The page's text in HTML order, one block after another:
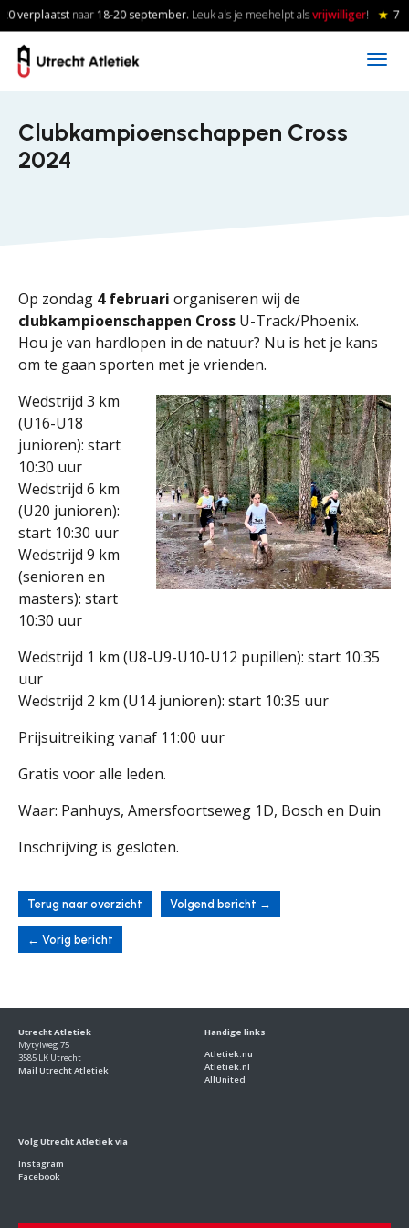
Skip to main content
verplaatstnaar18-20september. Leuk als je meehelpt alsvrijwilliger! ★ 7
Clubkampioenschappen Cross
2024
Op zondag 4 februari organiseren wij de
clubkampioenschappen Cross U-Track/Phoenix.
Hou je van hardlopen in de natuur? Nu is het je kans
om te gaan sporten met je vrienden.
Wedstrijd 3 km
(U16-U18
junioren): start
10:30 uur
Wedstrijd 6 km
(U20 junioren):
start 10:30 uur
Wedstrijd 9 km
(senioren en
masters): start
10:30 uur
Wedstrijd 1 km (U8-U9-U10-U12 pupillen): start 10:35
uur
Wedstrijd 2 km (U14 junioren): start 10:35 uur
Prijsuitreiking vanaf 11:00 uur
Gratis voor alle leden.
Waar: Panhuys, Amersfoortseweg 1D, Bosch en Duin
Inschrijving is gesloten.
Terug naar overzicht Volgend bericht →
← Vorig bericht
Utrecht Atletiek
Mytylweg 75
3585 LK Utrecht
Mail Utrecht Atletiek
Handige links
Atletiek.nu
Atletiek.nl
AllUnited
Volg Utrecht Atletiek via
Instagram
Facebook